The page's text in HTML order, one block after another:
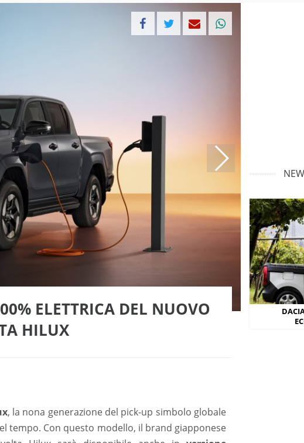
ELETTRICA DEL NUOVO
HILUX
, la nona generazione del pick-up simbolo globale
tempo. Con questo modello, il brand giapponese